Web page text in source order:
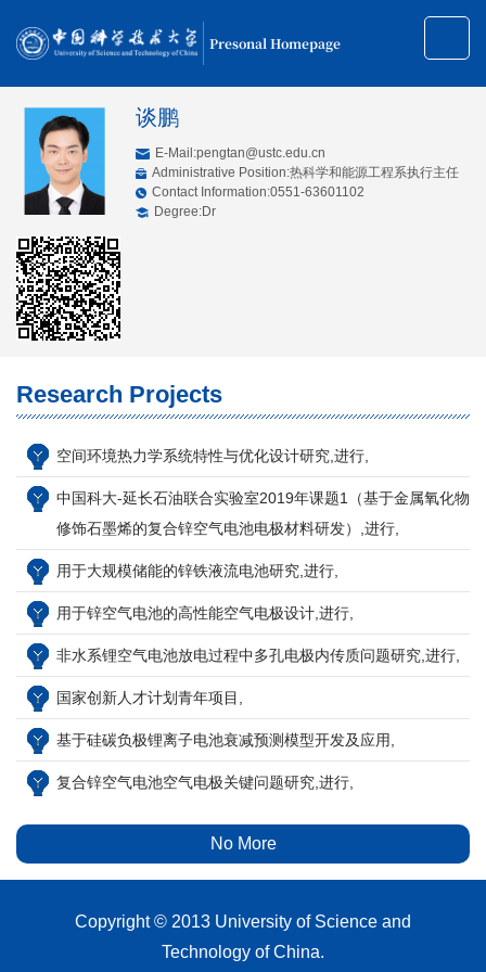
Presonal Homepage
谈鹏
E-Mail:pengtan@ustc.edu.cn
Administrative Position:热科学和能源工程系执行主任
Contact Information:0551-63601102
Degree:Dr
Research Projects
空间环境热力学系统特性与优化设计研究,进行,
中国科大-延长石油联合实验室2019年课题1（基于金属氧化物
修饰石墨烯的复合锌空气电池电极材料研发）,进行,
用于大规模储能的锌铁液流电池研究,进行,
用于锌空气电池的高性能空气电极设计,进行,
非水系锂空气电池放电过程中多孔电极内传质问题研究,进行,
国家创新人才计划青年项目,
基于硅碳负极锂离子电池衰减预测模型开发及应用,
复合锌空气电池空气电极关键问题研究,进行,
No More
Copyright © 2013 University of Science and
Technology of China.